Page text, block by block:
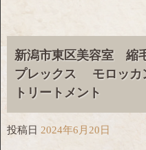
新潟市東区美容室
プレックス モロッ
トリートメント
投稿日 2024年6月20日